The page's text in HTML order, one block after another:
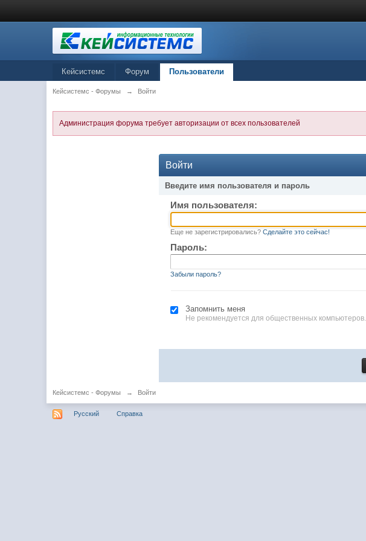
Кейсистемс Форум Пользователи
Кейсистемс - Форумы → Войти
Администрация форума требует авторизации от всех пользователей
Войти
Введите имя пользователя и пароль
Имя пользователя:
Еще не зарегистрировались? Сделайте это сейчас!
Пароль:
Забыли пароль?
Запомнить меня
Не рекомендуется для общественных компьютеров.
Кейсистемс - Форумы → Войти
Русский Справка